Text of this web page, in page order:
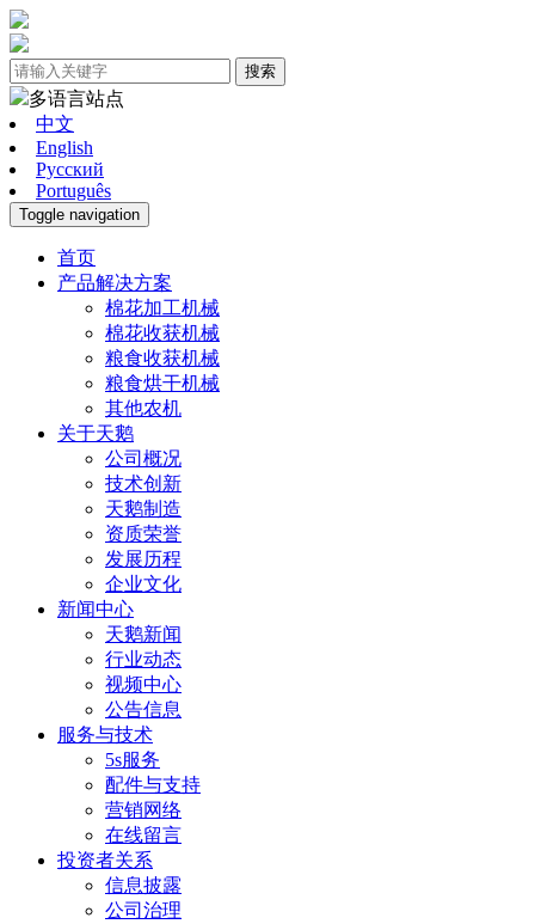
搜索
多语言站点
中文
English
Pусский
Português
Toggle navigation
首页
产品解决方案
棉花加工机械
棉花收获机械
粮食收获机械
粮食烘干机械
其他农机
关于天鹅
公司概况
技术创新
天鹅制造
资质荣誉
发展历程
企业文化
新闻中心
天鹅新闻
行业动态
视频中心
公告信息
服务与技术
5s服务
配件与支持
营销网络
在线留言
投资者关系
信息披露
公司治理